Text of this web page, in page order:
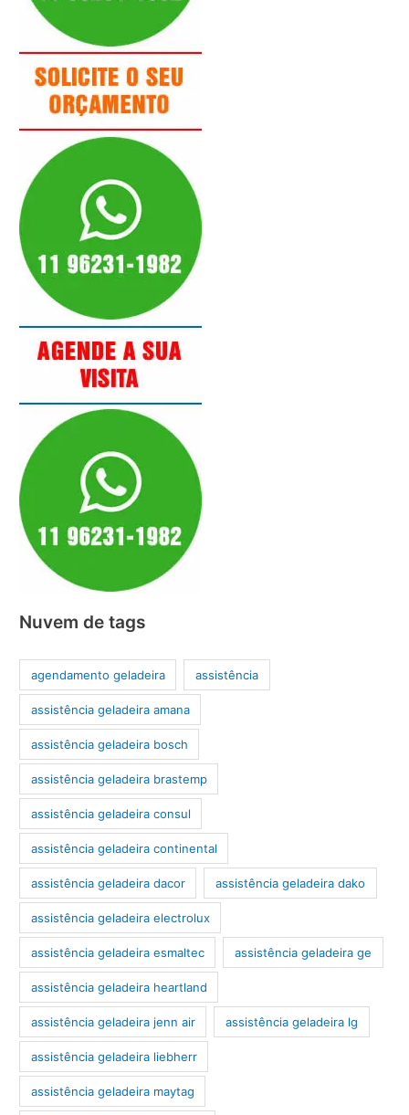
Nuvem de tags
agendamento geladeira assistência
assistência geladeira amana
assistência geladeira bosch
assistência geladeira brastemp
assistência geladeira consul
assistência geladeira continental
assistência geladeira dacor assistência geladeira dako
assistência geladeira electrolux
assistência geladeira esmaltec assistência geladeira ge
assistência geladeira heartland
assistência geladeira jenn air assistência geladeira lg
assistência geladeira liebherr
assistência geladeira maytag